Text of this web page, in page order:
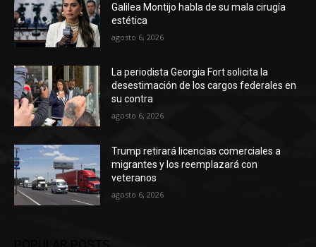
Galilea Montijo habla de su mala cirugía
estética
agosto 6, 2026
La periodista Georgia Fort solicita la
desestimación de los cargos federales en
su contra
agosto 6, 2026
Trump retirará licencias comerciales a
migrantes y los reemplazará con
veteranos
agosto 6, 2026